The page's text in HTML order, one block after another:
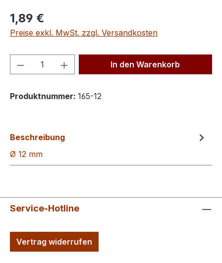
Regulärer Preis:
1,89 €
Preise exkl. MwSt. zzgl. Versandkosten
Produkt Anzahl: Gib denIn den Warenkorb
Produktnummer: 165-12
Beschreibung
Ø 12 mm
Service-Hotline
Vertrag widerrufen